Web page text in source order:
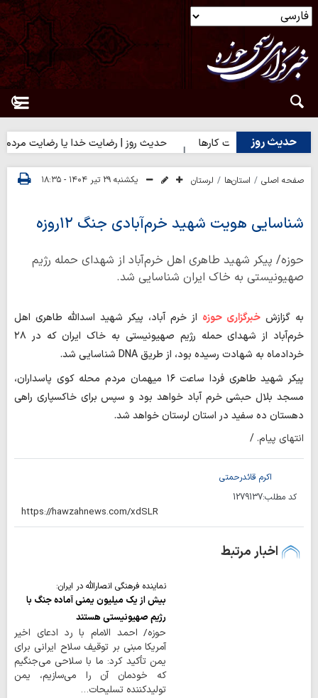
حدیث روز
روز | آغاز درست کارها حدیث روز | رضایت خدا یا رضایت مردم؟
صفحه اصلی استان‌ها لرستان یکشنبه ۲۹ تیر ۱۴۰۴ - ۱۸:۳۵
شناسایی هویت شهید خرم‌آبادی جنگ ۱۲‌روزه
حوزه/ پیکر شهید طاهری اهل خرم‌آباد از شهدای حمله رژیم
صهیونیستی به خاک ایران شناسایی شد.
به گزازش خبرگزاری حوزه از خرم آباد، پیکر شهید اسدالله طاهری اهل
خرم‌آباد از شهدای حمله رژیم صهیونیستی به خاک ایران که در ۲۸
خردادماه به شهادت رسیده بود، از طریق DNA شناسایی شد.
پیکر شهید طاهری فردا ساعت ۱۶ میهمان مردم محله کوی پاسداران،
مسجد بلال حبشی خرم آباد خواهد بود و سپس برای خاکسپاری راهی
دهستان ده سفید در استان لرستان خواهد شد.
انتهای پیام. /
اکرم قائدرحمتی
کد مطلب:1279137
اخبار مرتبط
نماینده فرهنگی انصارالله در ایران:
بیش از یک میلیون یمنی آماده جنگ با
رژیم صهیونیستی هستند
حوزه/ احمد الامام با رد ادعای اخیر
آمریکا مبنی بر توقیف سلاح ایرانی برای
یمن تأکید کرد: ما با سلاحی می‌جنگیم
که خودمان آن را می‌سازیم، یمن
تولیدکننده تسلیحات…